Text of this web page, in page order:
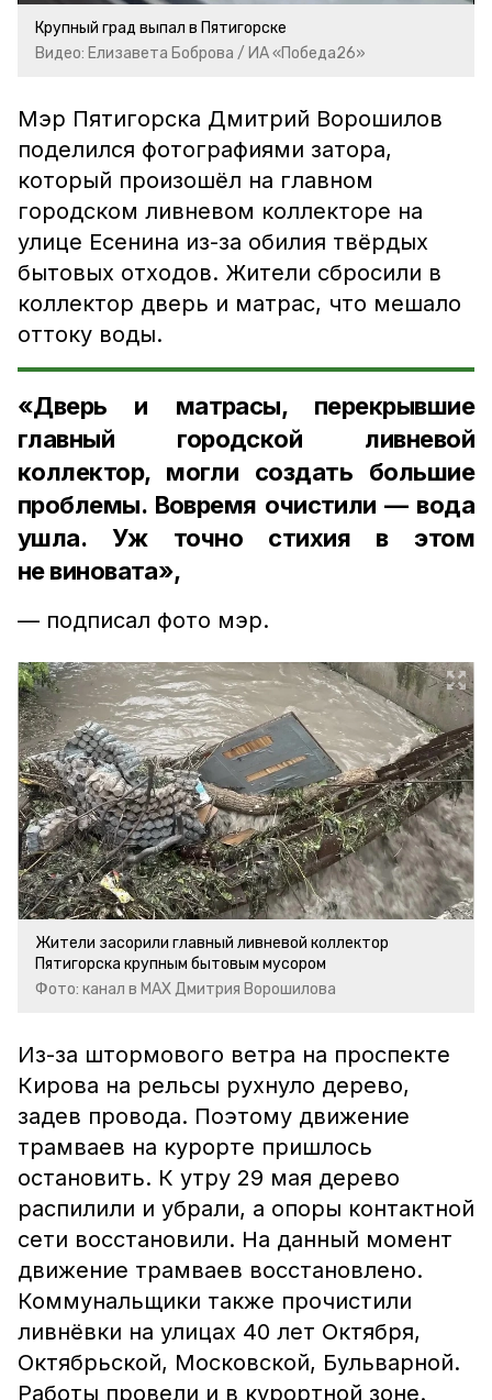
Крупный град выпал в Пятигорске
Видео: Елизавета Боброва / ИА «Победа26»
Мэр Пятигорска Дмитрий Ворошилов
поделился фотографиями затора,
который произошёл на главном
городском ливневом коллекторе на
улице Есенина из-за обилия твёрдых
бытовых отходов. Жители сбросили в
коллектор дверь и матрас, что мешало
оттоку воды.
«Дверь и матрасы, перекрывшие
главный городской ливневой
коллектор, могли создать большие
проблемы. Вовремя очистили — вода
ушла. Уж точно стихия в этом
не виновата»,
— подписал фото мэр.
Жители засорили главный ливневой коллектор
Пятигорска крупным бытовым мусором
Фото: канал в МАХ Дмитрия Ворошилова
Из-за штормового ветра на проспекте
Кирова на рельсы рухнуло дерево,
задев провода. Поэтому движение
трамваев на курорте пришлось
остановить. К утру 29 мая дерево
распилили и убрали, а опоры контактной
сети восстановили. На данный момент
движение трамваев восстановлено.
Коммунальщики также прочистили
ливнёвки на улицах 40 лет Октября,
Октябрьской, Московской, Бульварной.
Работы провели и в курортной зоне.